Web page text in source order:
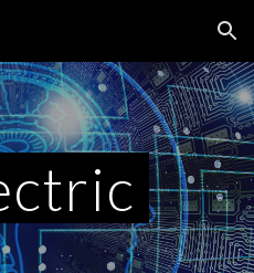
Skip to navigation